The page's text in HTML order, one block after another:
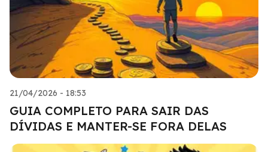
21/04/2026 - 18:53
GUIA COMPLETO PARA SAIR DAS
DÍVIDAS E MANTER-SE FORA DELAS